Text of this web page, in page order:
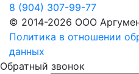
8 (904) 307-99-77
© 2014-2026 ООО
Политика в отношении
данных
Обратный звонок